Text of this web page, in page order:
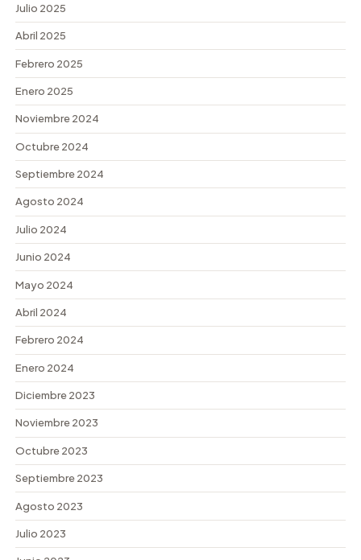
Julio 2025
Abril 2025
Febrero 2025
Enero 2025
Noviembre 2024
Octubre 2024
Septiembre 2024
Agosto 2024
Julio 2024
Junio 2024
Mayo 2024
Abril 2024
Febrero 2024
Enero 2024
Diciembre 2023
Noviembre 2023
Octubre 2023
Septiembre 2023
Agosto 2023
Julio 2023